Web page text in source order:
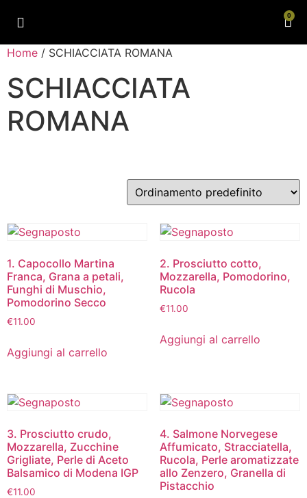
0
Home / SCHIACCIATA ROMANA
SCHIACCIATA
ROMANA
1. Capocollo Martina
Franca, Grana a petali,
Funghi di Muschio,
Pomodorino Secco
€11.00
Aggiungi al carrello
2. Prosciutto cotto,
Mozzarella, Pomodorino,
Rucola
€11.00
Aggiungi al carrello
3. Prosciutto crudo,
Mozzarella, Zucchine
Grigliate, Perle di Aceto
Balsamico di Modena IGP
€11.00
4. Salmone Norvegese
Affumicato, Stracciatella,
Rucola, Perle aromatizzate
allo Zenzero, Granella di
Pistacchio